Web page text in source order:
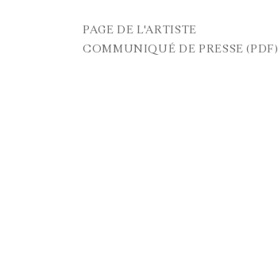
PAGE DE L'ARTISTE
COMMUNIQUÉ DE PRESSE (PDF)